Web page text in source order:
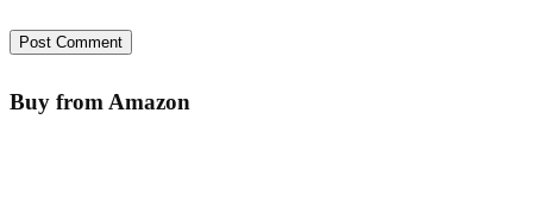
Buy from Amazon